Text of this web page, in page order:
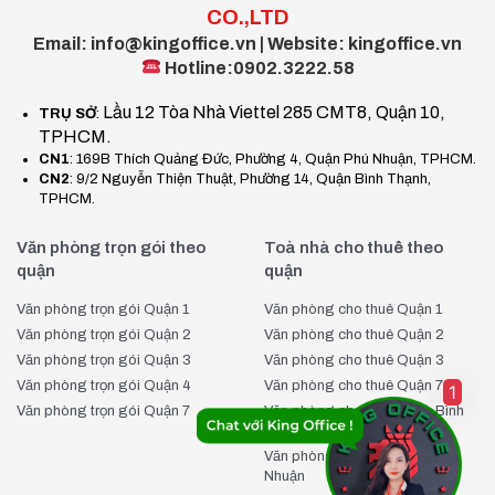
Hỗ trợ Digital Marketing miễn phí:Giúp doanh nghiệp
phát triển mạnh mẽ.
Hãy liên hệ ngay King Office qua website để nhận báo giá ưu
đãi và sở hữu ngay văn phòng làm việc đẳng cấp, chuyên
nghiệp tại trung tâm TP.HCM hoặc qua:
Facebook King Office
CO.,LTD
Email: info@kingoffice.vn | Website: kingoffice.vn
Hotline:0902.3222.58
TRỤ SỞ: Lầu 12 Tòa Nhà Viettel 285 CMT8, Quận 10,
TPHCM.
CN1: 169B Thích Quảng Đức, Phường 4, Quận Phú Nhuận, TPHCM.
CN2: 9/2 Nguyễn Thiện Thuật, Phường 14, Quận Bình Thạnh,
TPHCM.
Văn phòng trọn gói theo
quận
Văn phòng trọn gói Quận 1
Văn phòng trọn gói Quận 2
Văn phòng trọn gói Quận 3
Văn phòng trọn gói Quận 4
Văn phòng trọn gói Quận 7
Toà nhà cho thuê theo
quận
Văn phòng cho thuê Quận 1
Văn phòng cho thuê Quận 2
Văn phòng cho thuê Quận 3
Văn phòng cho thuê Quận 7
Văn phòng cho thuê Quận Bình
Thạnh
Văn phòng cho thuê Quận Phú
Nhuận
1